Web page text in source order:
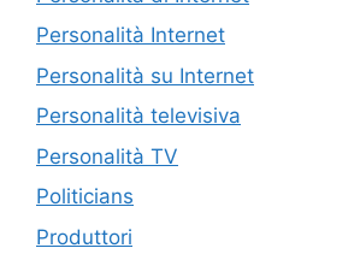
Personalità Internet
Personalità su Internet
Personalità televisiva
Personalità TV
Politicians
Produttori